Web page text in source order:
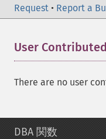
Request • Report a
User
There are no user
DBA 関数